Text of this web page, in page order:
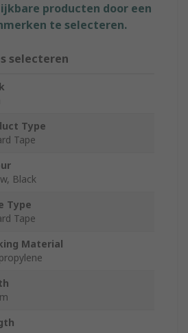
producten door een
te selecteren.
selecteren
Type
Tape
Black
Type
Tape
Material